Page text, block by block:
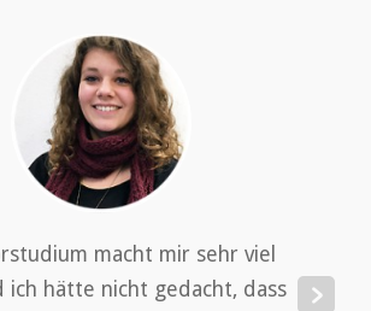
macht mir sehr viel
ich hätte nicht gedacht, dass